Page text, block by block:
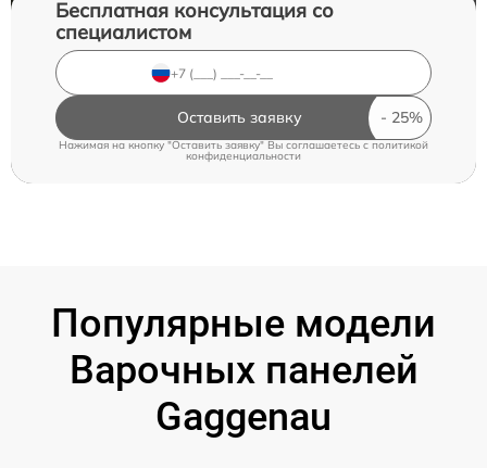
Бесплатная консультация со
специалистом
Оставить заявку
Нажимая на кнопку "Оставить заявку" Вы соглашаетесь c политикой
конфиденциальности
Популярные модели
Варочных панелей
Gaggenau